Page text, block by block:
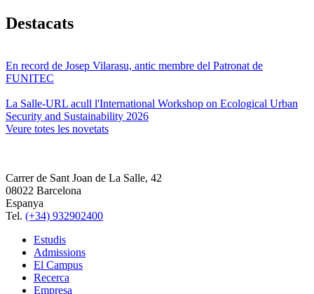
Destacats
En record de Josep Vilarasu, antic membre del Patronat de
FUNITEC
La Salle-URL acull l'International Workshop on Ecological Urban
Security and Sustainability 2026
Veure totes les novetats
Carrer de Sant Joan de La Salle, 42
08022 Barcelona
Espanya
Tel. (+34) 932902400
Estudis
Admissions
El Campus
Recerca
Empresa